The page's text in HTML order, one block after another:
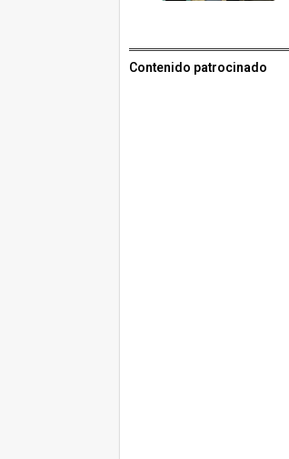
Contenido patrocinado